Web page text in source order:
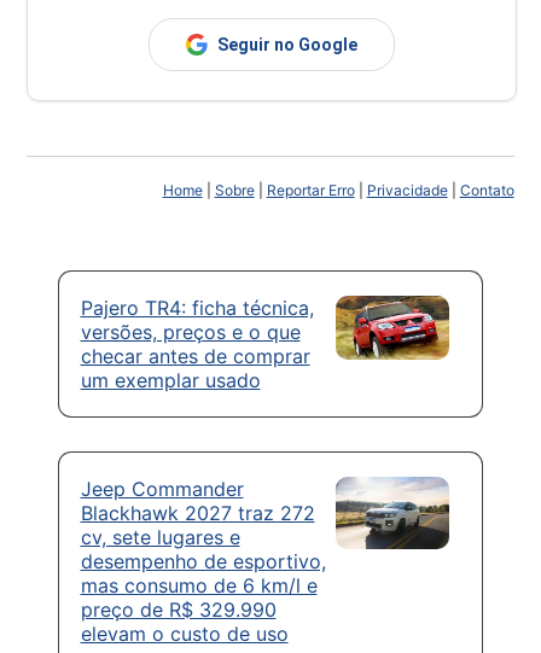
Seguir no Google
Home| Sobre| Reportar Erro| Privacidade| Contato
Pajero TR4: ficha técnica,
versões, preços e o que
checar antes de comprar
um exemplar usado
Jeep Commander
Blackhawk 2027 traz 272
cv, sete lugares e
desempenho de esportivo,
mas consumo de 6 km/l e
preço de R$ 329.990
elevam o custo de uso